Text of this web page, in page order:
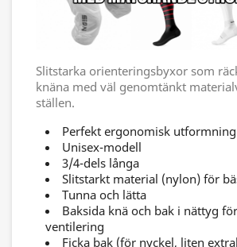
Slitstarka orienteringsbyxor som
knäna med väl genomtänkt
ställen.
Perfekt ergonomisk utformning
Unisex-modell
3/4-dels långa
Slitstarkt material (nylon) för
Tunna och lätta
Baksida knä och bak i nättyg
ventilering
Ficka bak (för nyckel, liten